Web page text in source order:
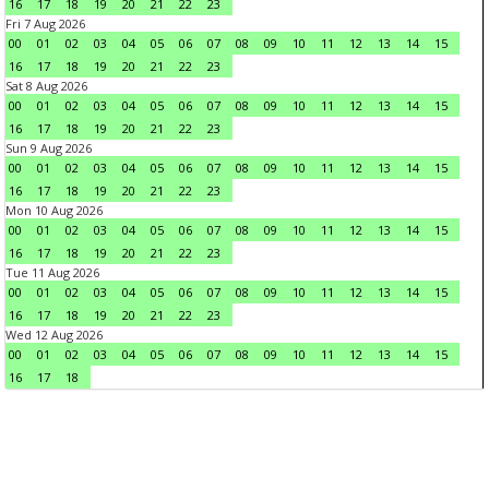
16 17 18 19 20 21 22
23
Fri 7 Aug 2026
00
01 02 03 04 05 06 07 08 09 10 11 12 13 14
15
16
17 18 19 20 21 22
23
Sat 8 Aug 2026
00
01 02 03 04 05 06 07 08 09 10 11 12 13 14
15
16
17 18 19 20 21 22
23
Sun 9 Aug 2026
00
01 02 03 04 05 06 07 08 09 10 11 12 13 14
15
16
17 18 19 20 21 22
23
Mon 10 Aug 2026
00
01 02 03 04 05 06 07 08 09 10 11 12 13 14
15
16
17 18 19 20 21 22
23
Tue 11 Aug 2026
00
01 02 03 04 05 06 07 08 09 10 11 12 13 14
15
16
17 18 19 20 21 22
23
Wed 12 Aug 2026
00
01 02 03 04 05 06 07 08 09 10 11 12 13 14
15
16
17 18